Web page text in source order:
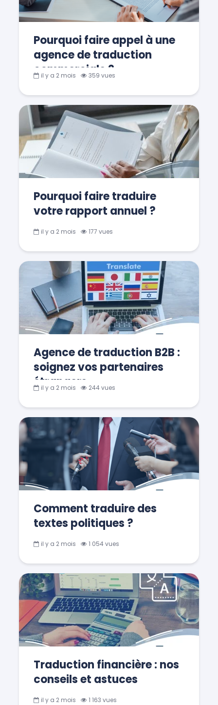
Pourquoi faire appel à une
agence de traduction
commerciale ?
il y a 2 mois 359 vues
Pourquoi faire traduire
votre rapport annuel ?
il y a 2 mois 177 vues
Agence de traduction B2B :
soignez vos partenaires
étrangers
il y a 2 mois 244 vues
Comment traduire des
textes politiques ?
il y a 2 mois 1 054 vues
Traduction financière : nos
conseils et astuces
il y a 2 mois 1 163 vues